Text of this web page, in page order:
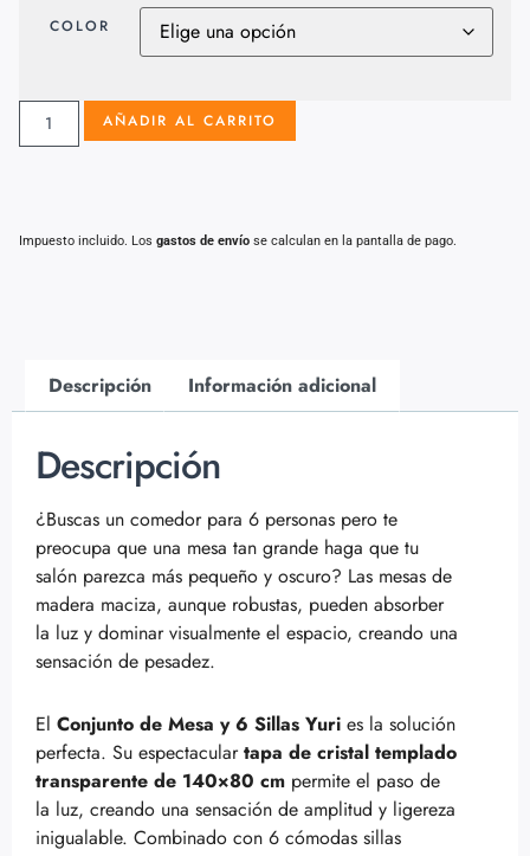
COLOR
AÑADIR AL CARRITO
Impuesto incluido. Los gastos de envío se calculan en la pantalla de pago.
Descripción Información adicional
Descripción
¿Buscas un comedor para 6 personas pero te
preocupa que una mesa tan grande haga que tu
salón parezca más pequeño y oscuro? Las mesas de
madera maciza, aunque robustas, pueden absorber
la luz y dominar visualmente el espacio, creando una
sensación de pesadez.
El Conjunto de Mesa y 6 Sillas Yuri es la solución
perfecta. Su espectaculartapa de cristal templado
transparente de 140×80 cm permite el paso de
la luz, creando una sensación de amplitud y ligereza
inigualable. Combinado con 6 cómodas sillas